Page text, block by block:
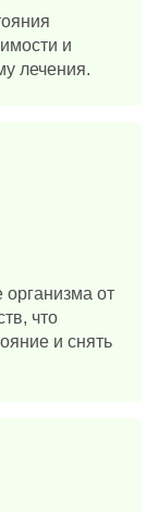
и
лечения.
от
что
и снять